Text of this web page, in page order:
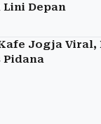
Depan
Jogja Viral,
Pidana